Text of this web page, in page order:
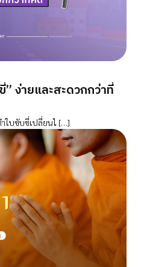
ง่ายและสะดวกกว่าที่
บขับขี่เปลี่ยนไ […]